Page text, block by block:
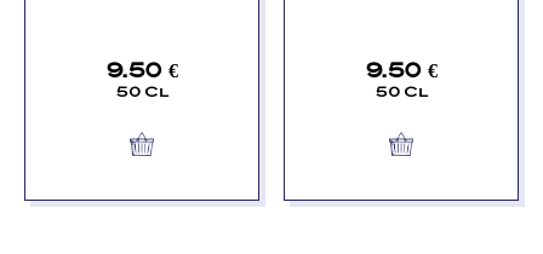
9.50 €
50 Cl
9.50 €
50 Cl